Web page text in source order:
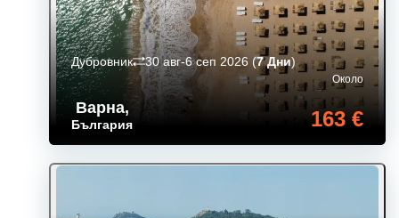
Варна,
България
Около
163 €
Дубровник 30 авг-6 сеп 2026 (7 Дни)